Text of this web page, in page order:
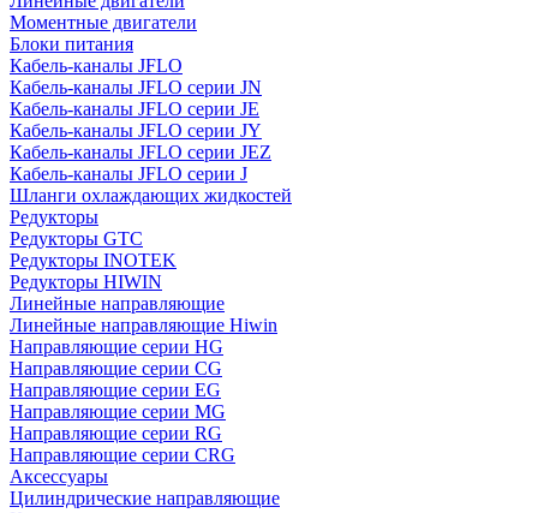
Моментные двигатели
Блоки питания
Кабель-каналы JFLO
Кабель-каналы JFLO серии JN
Кабель-каналы JFLO серии JE
Кабель-каналы JFLO серии JY
Кабель-каналы JFLO серии JEZ
Кабель-каналы JFLO серии J
Шланги охлаждающих жидкостей
Редукторы
Редукторы GTC
Редукторы INOTEK
Редукторы HIWIN
Линейные направляющие
Линейные направляющие Hiwin
Направляющие серии HG
Направляющие серии CG
Направляющие серии EG
Направляющие серии MG
Направляющие серии RG
Направляющие серии CRG
Аксессуары
Цилиндрические направляющие